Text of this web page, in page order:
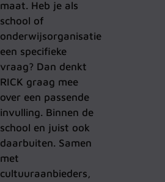
maat. Heb je als
school of
onderwijsorganisatie
een specifieke
vraag? Dan denkt
RICK graag mee
over een passende
invulling. Binnen de
school en juist ook
daarbuiten. Samen
met
cultuuraanbieders,